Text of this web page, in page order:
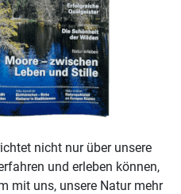
nicht nur über unsere
und erleben können,
mit uns, unsere Natur mehr